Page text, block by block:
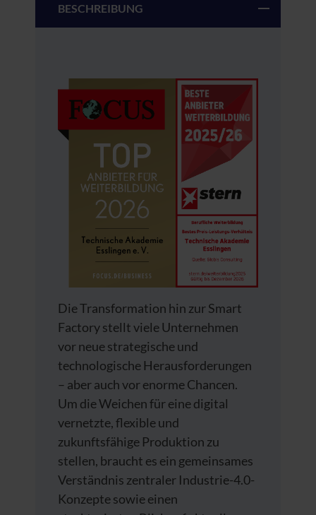
BESCHREIBUNG
Die Transformation hin zur Smart
Factory stellt viele Unternehmen
vor neue strategische und
technologische Herausforderungen
– aber auch vor enorme Chancen.
Um die Weichen für eine digital
vernetzte, flexible und
zukunftsfähige Produktion zu
stellen, braucht es ein gemeinsames
Verständnis zentraler Industrie-4.0-
Konzepte sowie einen